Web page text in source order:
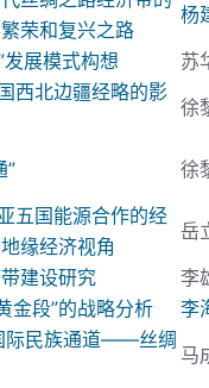
荣和复兴之路
杨
发展模式构想
苏
西北边疆经略的影
徐
” 徐
五国能源合作的经
缘经济视角
岳
建设研究
李
金段”的战略分析
李
际民族通道——丝绸
马